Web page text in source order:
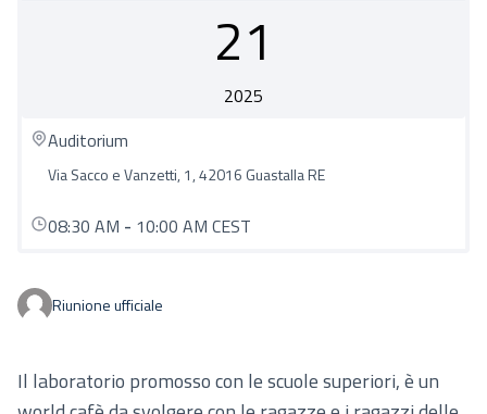
21
2025
Auditorium
Via Sacco e Vanzetti, 1, 42016 Guastalla RE
08:30 AM - 10:00 AM CEST
Riunione ufficiale
Il laboratorio promosso con le scuole superiori, è un